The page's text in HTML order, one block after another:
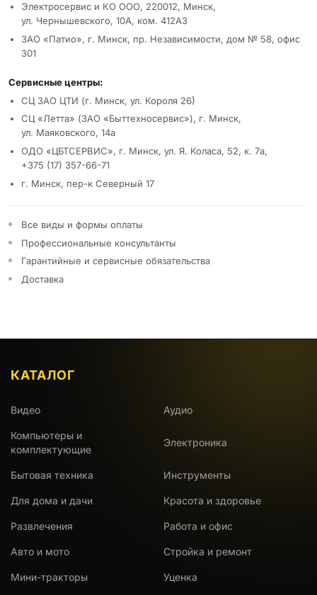
Электросервис и КО ООО, 220012, Минск,
ул. Чернышевского, 10А, ком. 412А3
ЗАО «Патио», г. Минск, пр. Независимости, дом № 58, офис
301
Сервисные центры:
СЦ ЗАО ЦТИ (г. Минск, ул. Короля 26)
СЦ «Летта» (ЗАО «Быттехносервис»), г. Минск,
ул. Маяковского, 14а
ОДО «ЦБТСЕРВИС», г. Минск, ул. Я. Коласа, 52, к. 7а,
+375 (17) 357-66-71
г. Минск, пер-к Северный 17
Все виды и формы оплаты
Профессиональные консультанты
Гарантийные и сервисные обязательства
Доставка
КАТАЛОГ
Видео Аудио
Компьютеры и
комплектующие
Электроника
Бытовая техника Инструменты
Для дома и дачи Красота и здоровье
Развлечения Работа и офис
Авто и мото Стройка и ремонт
Мини-тракторы Уценка